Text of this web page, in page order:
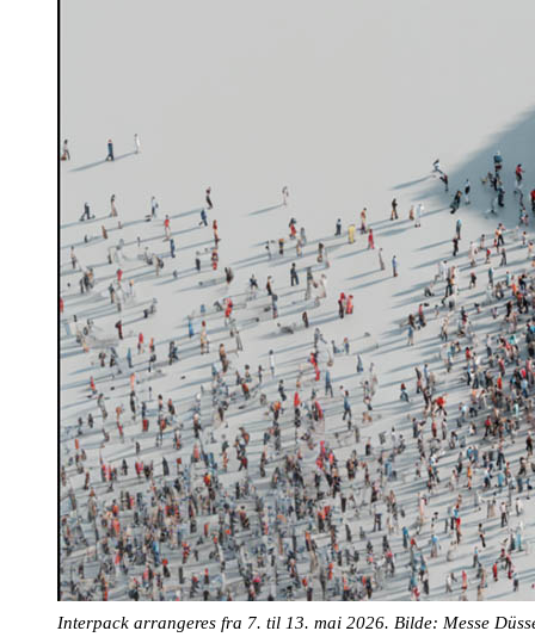
Interpack arrangeres fra 7. til 13. mai 2026. Bilde: Messe